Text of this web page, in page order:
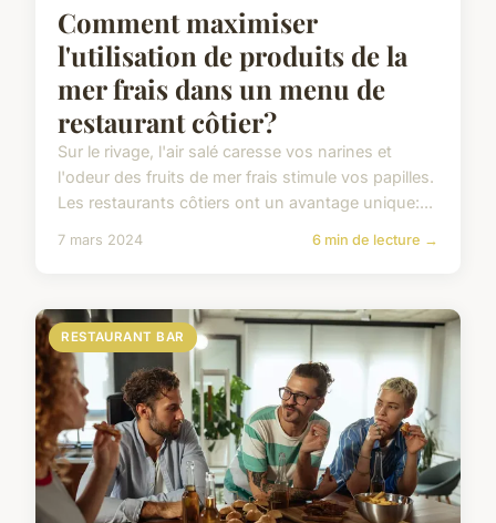
Comment maximiser
l'utilisation de produits de la
mer frais dans un menu de
restaurant côtier?
Sur le rivage, l'air salé caresse vos narines et
l'odeur des fruits de mer frais stimule vos papilles.
Les restaurants côtiers ont un avantage unique:...
7 mars 2024 6 min de lecture →
RESTAURANT BAR